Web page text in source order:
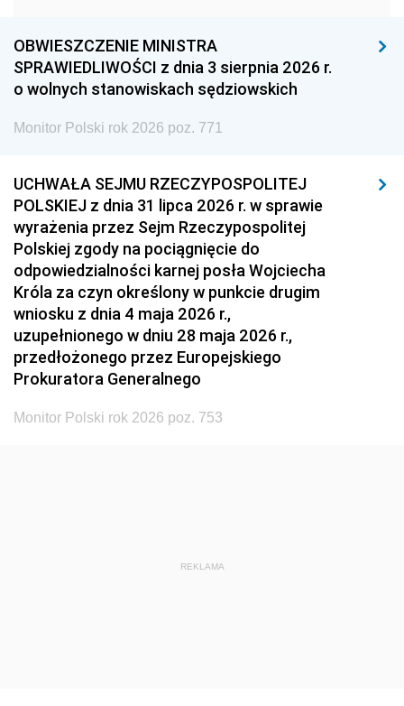
1957 1956 1955
1954 1953 1952
1951 1950
1939 1938 1937
1936 1930
OBWIESZCZENIE MINISTRA
SPRAWIEDLIWOŚCI z dnia 3 sierpnia 2026 r.
o wolnych stanowiskach sędziowskich
Monitor Polski rok 2026 poz. 771
UCHWAŁA SEJMU RZECZYPOSPOLITEJ
POLSKIEJ z dnia 31 lipca 2026 r. w sprawie
wyrażenia przez Sejm Rzeczypospolitej
Polskiej zgody na pociągnięcie do
odpowiedzialności karnej posła Wojciecha
Króla za czyn określony w punkcie drugim
wniosku z dnia 4 maja 2026 r.,
uzupełnionego w dniu 28 maja 2026 r.,
przedłożonego przez Europejskiego
Prokuratora Generalnego
Monitor Polski rok 2026 poz. 753
REKLAMA